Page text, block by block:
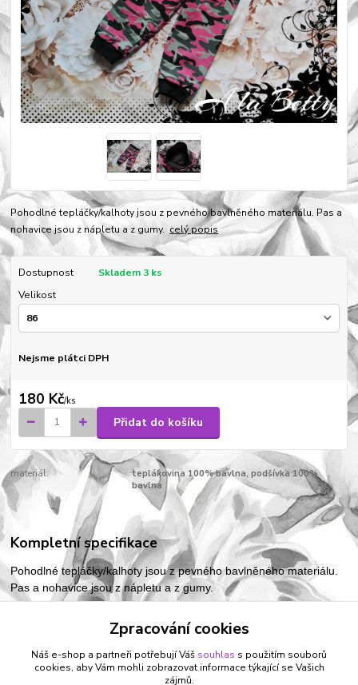
Pohodlné tepláčky/kalhoty jsou z pevného bavlněného materiálu. Pas a
nohavice jsou z nápletu a z gumy. celý popis
Dostupnost
Skladem 3 ks
Velikost
Nejsme plátci DPH
180 Kč/ks
Přidat do košíku
materiál:
teplákovina 100% bavlna, podšívka 100%
bavlna
Kompletní specifikace
Pohodlné tepláčky/kalhoty jsou z pevného bavlněného materiálu.
Pas a nohavice jsou z nápletu a z gumy.
Zboží zařazeno v kategoriích
VÝPRODEJ - skladem, ihned k odeslání
Zpracování cookies
Náš e-shop a partneři potřebují Váš souhlas s použitím souborů
cookies, aby Vám mohli zobrazovat informace týkající se Vašich
zájmů.